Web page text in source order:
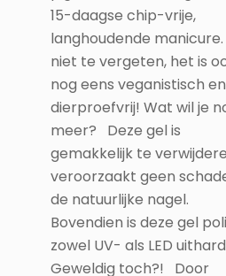
niet te vergeten, het is ook
nog eens veganistisch en
dierproefvrij! Wat wil je
meer? Deze gel is
gemakkelijk te
veroorzaakt geen schade
de natuurlijke nagel.
Bovendien is deze gel
zowel UV- als LED
Geweldig toch?! Door
Beautique.be
Let op: we
hebben er alles aan